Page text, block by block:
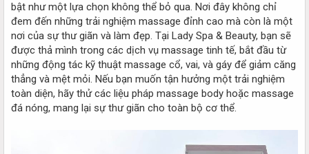
bật như một lựa chọn không thể bỏ qua. Nơi đây không chỉ
đem đến những trải nghiệm massage đỉnh cao mà còn là một
nơi của sự thư giãn và làm đẹp. Tại Lady Spa & Beauty, bạn sẽ
được thả mình trong các dịch vụ massage tinh tế, bắt đầu từ
những động tác kỹ thuật massage cổ, vai, và gáy để giảm căng
thẳng và mệt mỏi. Nếu bạn muốn tận hưởng một trải nghiệm
toàn diện, hãy thử các liệu pháp massage body hoặc massage
đá nóng, mang lại sự thư giãn cho toàn bộ cơ thể.